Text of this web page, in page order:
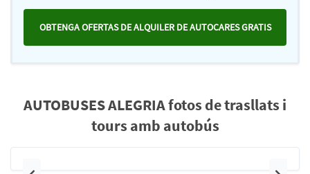
OBTENGA OFERTAS DE ALQUILER DE AUTOCARES GRATIS
AUTOBUSES ALEGRIA fotos de trasllats i
tours amb autobús